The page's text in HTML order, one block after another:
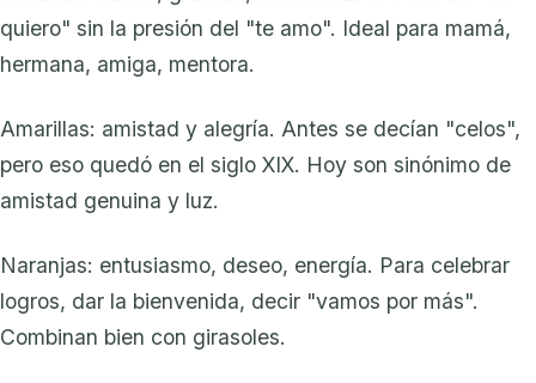
quiero" sin la presión del "te amo". Ideal para mamá,
hermana, amiga, mentora.
Amarillas: amistad y alegría. Antes se decían "celos",
pero eso quedó en el siglo XIX. Hoy son sinónimo de
amistad genuina y luz.
Naranjas: entusiasmo, deseo, energía. Para celebrar
logros, dar la bienvenida, decir "vamos por más".
Combinan bien con girasoles.